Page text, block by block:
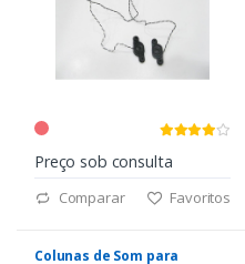
Preço sob consulta
Comparar Favoritos
Colunas de Som para